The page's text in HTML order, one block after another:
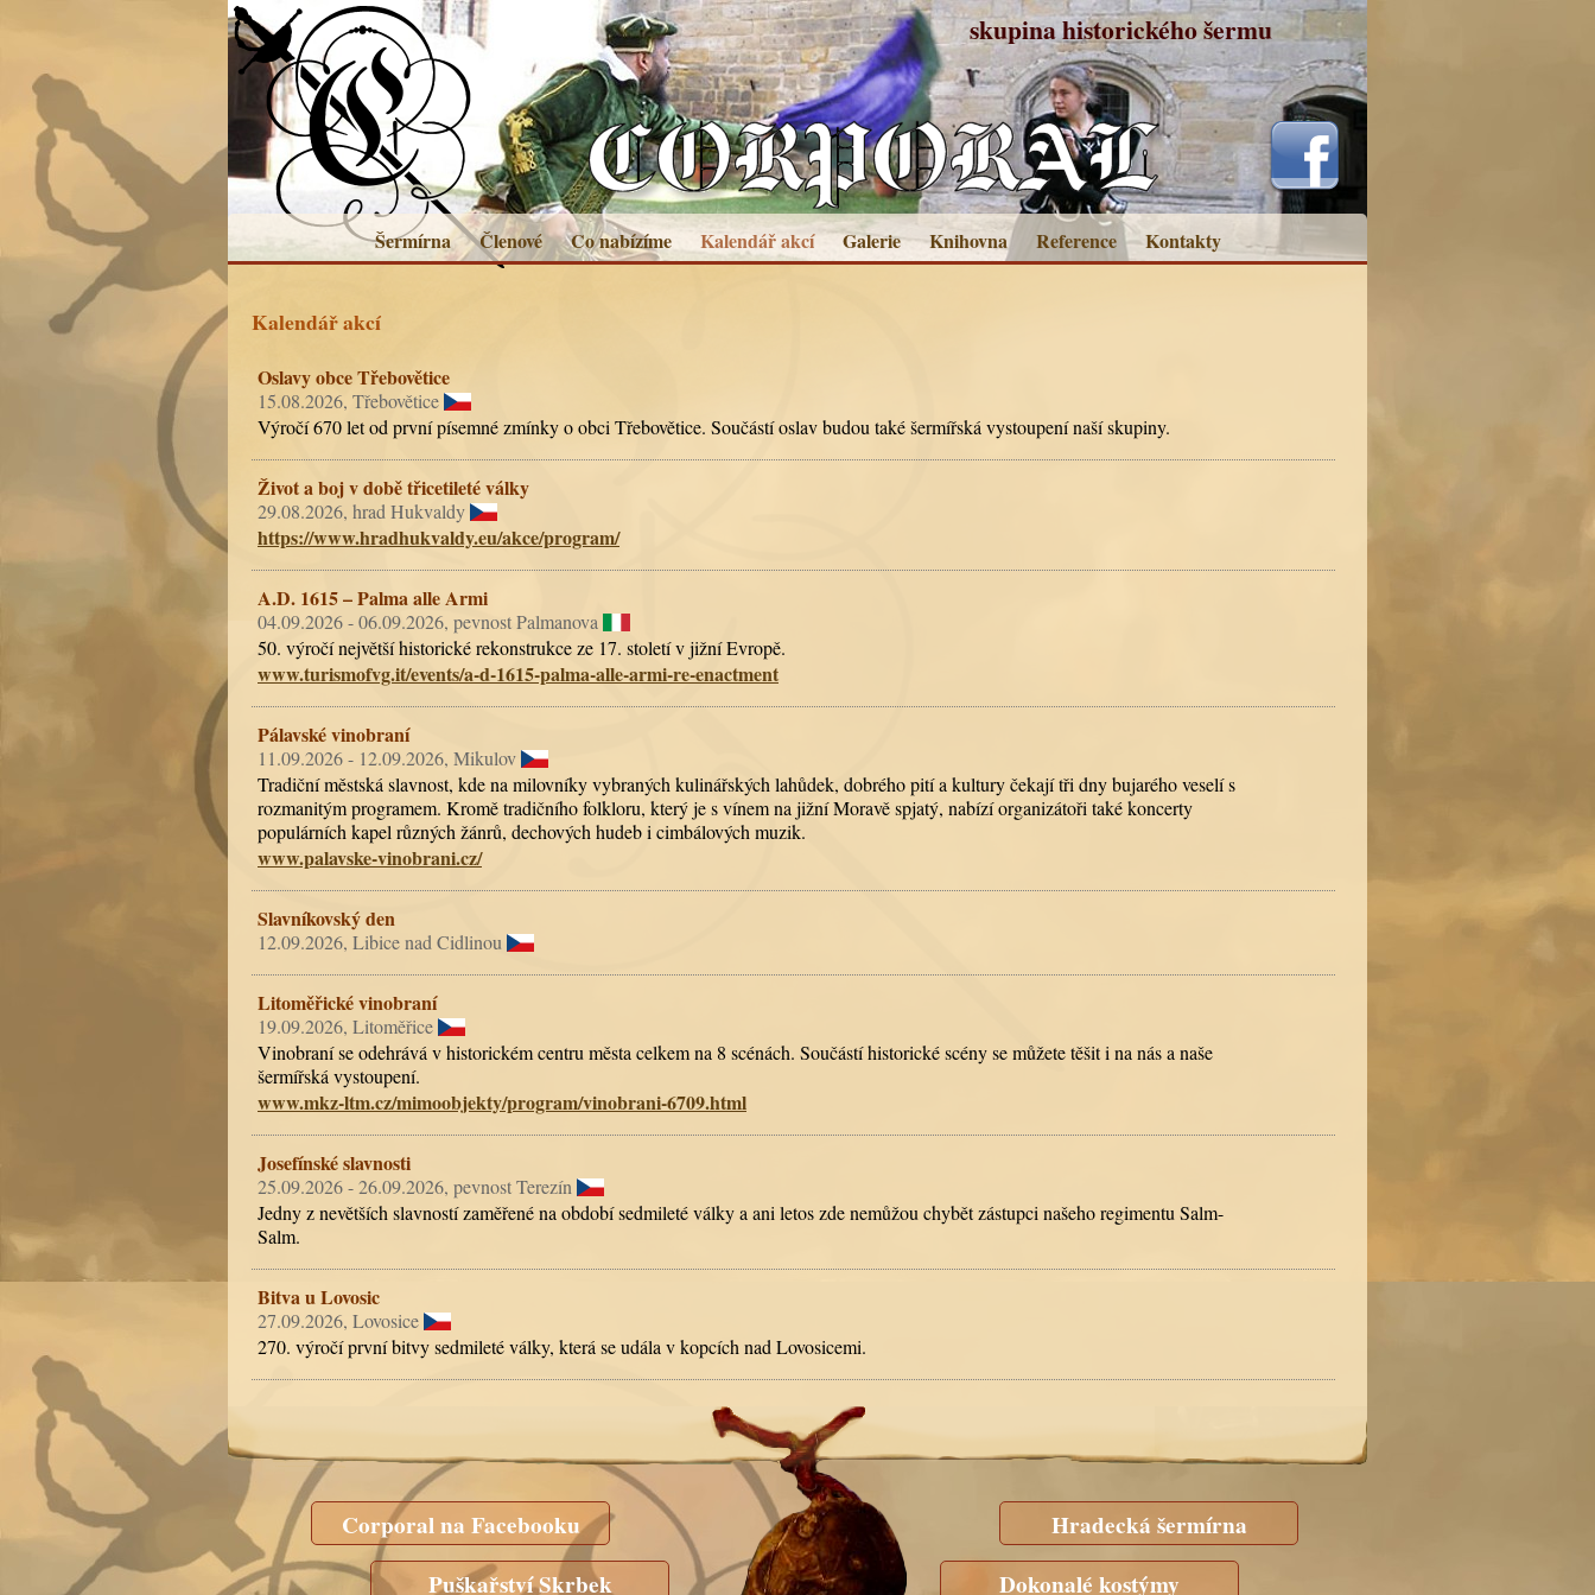
skupina historického šermu
Šermírna Členové Co nabízíme Kalendář akcí Galerie Knihovna Reference Kontakty
Kalendář akcí
Oslavy obce Třebovětice
15.08.2026, Třebovětice
Výročí 670 let od první písemné zmínky o obci Třebovětice. Součástí oslav budou také šermířská vystoupení naší skupiny.
Život a boj v době třicetileté války
29.08.2026, hrad Hukvaldy
https://www.hradhukvaldy.eu/akce/program/
A.D. 1615 – Palma alle Armi
04.09.2026 - 06.09.2026, pevnost Palmanova
50. výročí největší historické rekonstrukce ze 17. století v jižní Evropě.
www.turismofvg.it/events/a-d-1615-palma-alle-armi-re-enactment
Pálavské vinobraní
11.09.2026 - 12.09.2026, Mikulov
Tradiční městská slavnost, kde na milovníky vybraných kulinářských lahůdek, dobrého pití a kultury čekají tři dny bujarého veselí s
rozmanitým programem. Kromě tradičního folkloru, který je s vínem na jižní Moravě spjatý, nabízí organizátoři také koncerty
populárních kapel různých žánrů, dechových hudeb i cimbálových muzik.
www.palavske-vinobrani.cz/
Slavníkovský den
12.09.2026, Libice nad Cidlinou
Litoměřické vinobraní
19.09.2026, Litoměřice
Vinobraní se odehrává v historickém centru města celkem na 8 scénách. Součástí historické scény se můžete těšit i na nás a naše
šermířská vystoupení.
www.mkz-ltm.cz/mimoobjekty/program/vinobrani-6709.html
Josefínské slavnosti
25.09.2026 - 26.09.2026, pevnost Terezín
Jedny z nevětších slavností zaměřené na období sedmileté války a ani letos zde nemůžou chybět zástupci našeho regimentu Salm-
Salm.
Bitva u Lovosic
27.09.2026, Lovosice
270. výročí první bitvy sedmileté války, která se udála v kopcích nad Lovosicemi.
Corporal na Facebooku
Hradecká šermírna
Puškařství Skrbek
Dokonalé kostýmy